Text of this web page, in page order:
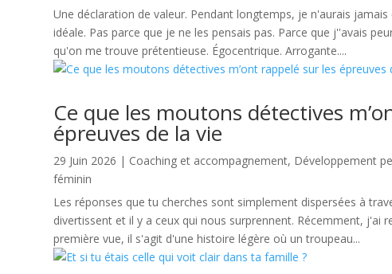
Une déclaration de valeur. Pendant longtemps, je n'aurais
idéale. Pas parce que je ne les pensais pas. Parce que j''avais
qu'on me trouve prétentieuse. Égocentrique. Arrogante....
Ce que les moutons détectives
épreuves de la vie
29 Juin 2026 | Coaching et accompagnement, Développement
féminin
Les réponses que tu cherches sont simplement dispersées à
divertissent et il y a ceux qui nous surprennent. Récemment, j'ai
première vue, il s'agit d'une histoire légère où un troupeau...